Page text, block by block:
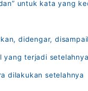
untuk kata yang
didengar,
yang terjadi setelahnya
dilakukan setelahnya